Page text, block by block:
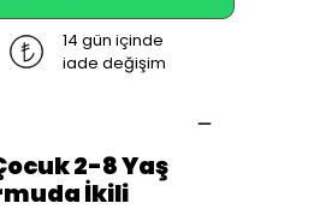
14 gün içinde
iade değişim
2-8 Yaş
İkili